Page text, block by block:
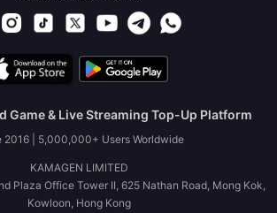
Game & Live Streaming Top-Up Platform
2016 | 5,000,000+ Users Worldwide
KAMAGEN LIMITED
Plaza Office Tower II, 625 Nathan Road, Mong Kok,
Kowloon, Hong Kong